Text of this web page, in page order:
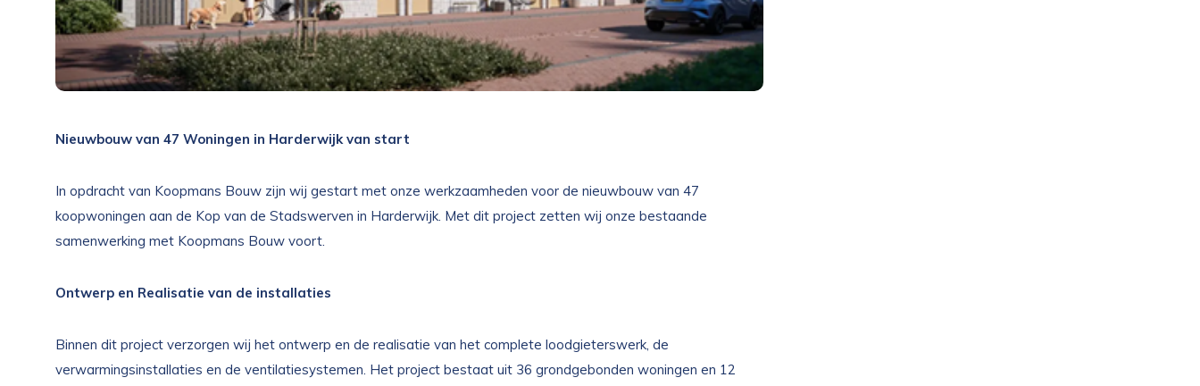
Nieuwbouw van 47 Woningen in Harderwijk van start
In opdracht van Koopmans Bouw zijn wij gestart met onze werkzaamheden voor de nieuwbouw van 47
koopwoningen aan de Kop van de Stadswerven in Harderwijk. Met dit project zetten wij onze bestaande
samenwerking met Koopmans Bouw voort.
Ontwerp en Realisatie van de installaties
Binnen dit project verzorgen wij het ontwerp en de realisatie van het complete loodgieterswerk, de
verwarmingsinstallaties en de ventilatiesystemen. Het project bestaat uit 36 grondgebonden woningen en 12